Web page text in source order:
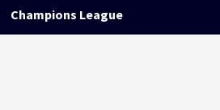
Champions League